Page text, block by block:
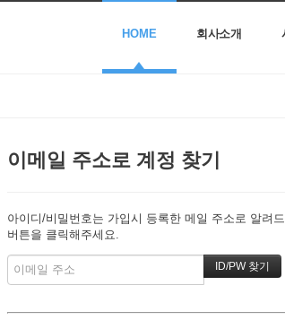
HOME 회사소개
이메일 주소로 계정 찾기
아이디/비밀번호는 가입시 등록한 메일 주소로 알려
버튼을 클릭해주세요.